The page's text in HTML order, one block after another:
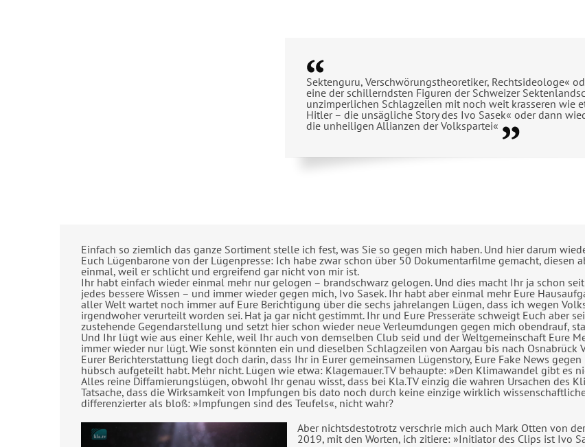
Sektenguru, Verschwörungstheoretiker, Rechtsideologe«
eine der schillerndsten Figuren der Schweizer
unzimperlichen Schlagzeilen mit noch weit krasseren wie
Hitler – die unsägliche Story des Ivo Sasek« oder dann
die unheiligen Allianzen der Volkspartei«
Einfach so ziemlich das ganze Sortiment stelle ich fest, was Sie so gegen mich haben. Und hier darum
Euch Lügenbarone von der Lügenpresse: Ich habe zwar schon über 50 Dokumentarfilme gemacht, diesen
einmal, weil er schlicht und ergreifend gar nicht von mir ist.
Ihr habt einfach wieder einmal mehr nur gelogen – brandschwarz gelogen. Und dies macht Ihr ja schon
jedes bessere Wissen – und immer wieder gegen mich, Ivo Sasek. Ihr habt aber einmal mehr Eure
aller Welt wartet noch immer auf Eure Berichtigung über die sechs jahrelangen Lügen, dass ich wegen
irgendwoher verurteilt worden sei. Hat ja gar nicht gestimmt. Ihr und Eure Presseräte schweigt Euch aber
zustehende Gegendarstellung und setzt hier schon wieder neue Verleumdungen gegen mich obendrauf,
Und Ihr lügt wie aus einer Kehle, weil Ihr auch von demselben Club seid und der Weltgemeinschaft Eure
immer wieder nur lügt. Wie sonst könnten ein und dieselben Schlagzeilen von Aargau bis nach Osnabrück
Eurer Berichterstattung liegt doch darin, dass Ihr in Eurer gemeinsamen Lügenstory, Eure Fake News
hübsch aufgeteilt habt. Mehr nicht. Lügen wie etwa: Klagemauer.TV behaupte: »Den Klimawandel gibt es
Alles reine Diffamierungslügen, obwohl Ihr genau wisst, dass bei Kla.TV einzig die wahren Ursachen des
Tatsache, dass die Wirksamkeit von Impfungen bis dato noch durch keine einzige wirklich
differenzierter als bloß: »Impfungen sind des Teufels«, nicht wahr?
Aber nichtsdestotrotz verschrie mich auch Mark Otten von
2019, mit den Worten, ich zitiere: »Initiator des Clips ist Ivo